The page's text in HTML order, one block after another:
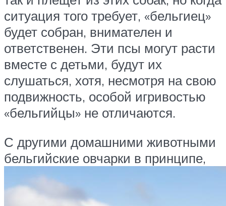
ситуация того требует, «бельгиец»
будет собран, внимателен и
ответственен. Эти псы могут расти
вместе с детьми, будут их
слушаться, хотя, несмотря на свою
подвижность, особой игривостью
«бельгийцы» не отличаются.
С другими домашними животными
бельгийские овчарки в принципе,